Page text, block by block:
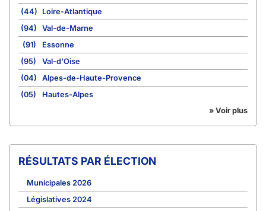
(44)
Loire-Atlantique
(94)
Val-de-Marne
(91)
Essonne
(95)
Val-d'Oise
(04)
Alpes-de-Haute-Provence
(05)
Hautes-Alpes
» Voir plus
RÉSULTATS PAR ÉLECTION
Municipales 2026
Législatives 2024